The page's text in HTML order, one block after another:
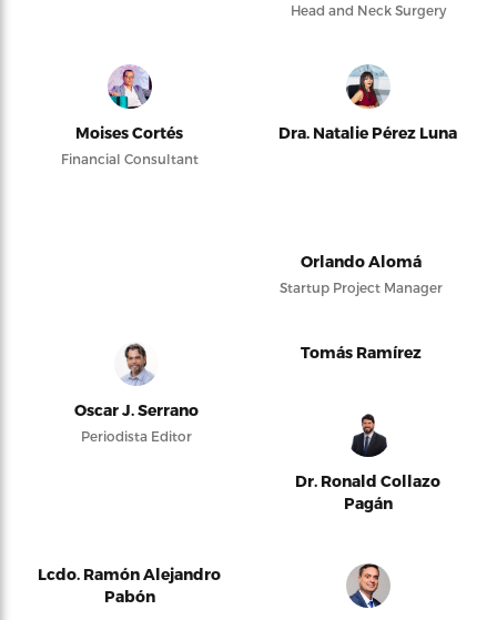
Head and Neck Surgery
Moises Cortés
Financial Consultant
Dra. Natalie Pérez Luna
Orlando Alomá
Startup Project Manager
Oscar J. Serrano
Periodista Editor
Tomás Ramírez
Dr. Ronald Collazo
Pagán
Lcdo. Ramón Alejandro
Pabón